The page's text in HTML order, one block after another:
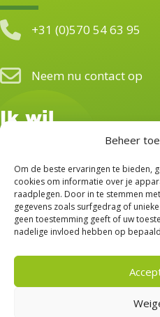
Beheer
Om de beste ervaringen te bieden,
cookies om informatie over je
raadplegen. Door in te stemmen
gegevens zoals surfgedrag of
geen toestemming geeft of uw
nadelige invloed hebben op
+31 (0)570 54 63 95
Neem nu contact op
Ik wil...
Vrijwilliger worden
Donateur worden